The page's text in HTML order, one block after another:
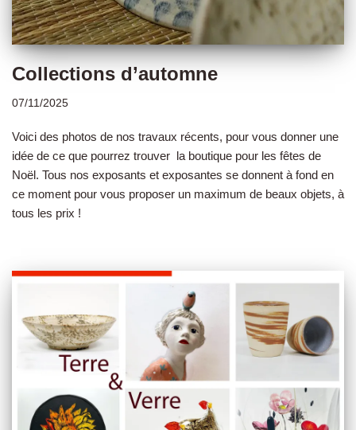
Collections d’automne
07/11/2025
Voici des photos de nos travaux récents, pour vous donner une
idée de ce que pourrez trouver la boutique pour les fêtes de
Noël. Tous nos exposants et exposantes se donnent à fond en
ce moment pour vous proposer un maximum de beaux objets, à
tous les prix !